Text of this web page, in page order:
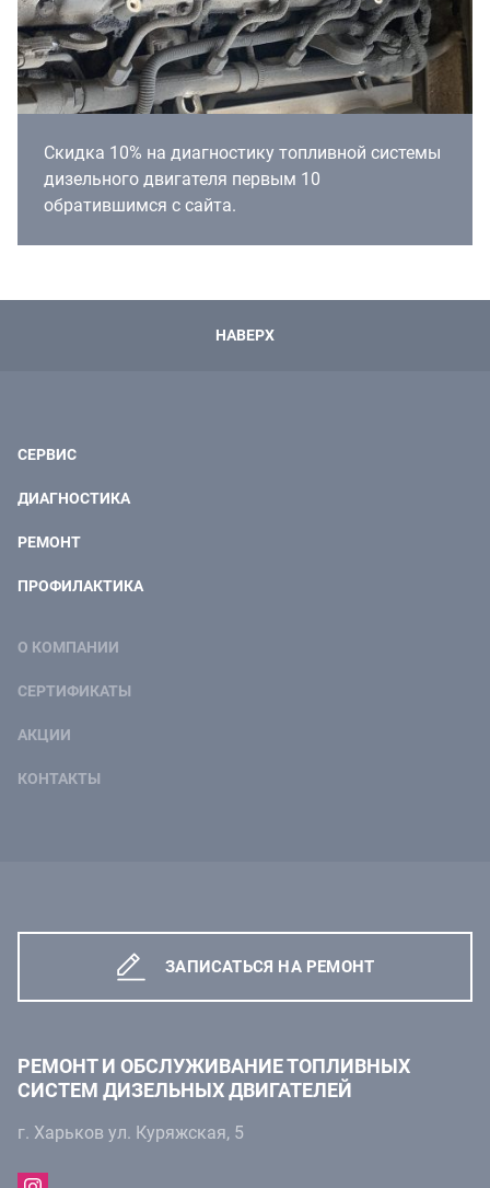
Скидка 10% на диагностику топливной системы
дизельного двигателя первым 10
обратившимся с сайта.
НАВЕРХ
СЕРВИС
ДИАГНОСТИКА
РЕМОНТ
ПРОФИЛАКТИКА
О КОМПАНИИ
СЕРТИФИКАТЫ
АКЦИИ
КОНТАКТЫ
ЗАПИСАТЬСЯ НА РЕМОНТ
РЕМОНТ И ОБСЛУЖИВАНИЕ ТОПЛИВНЫХ
СИСТЕМ ДИЗЕЛЬНЫХ ДВИГАТЕЛЕЙ
г. Харьков ул. Куряжская, 5